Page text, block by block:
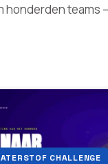
honderden teams
CHALLENGE